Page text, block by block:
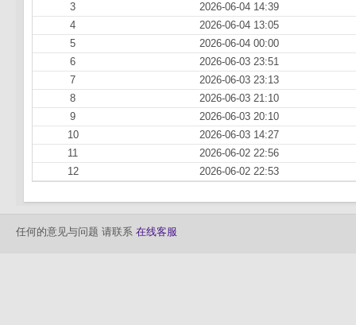
3
2026-06-04 14:39
4
2026-06-04 13:05
5
2026-06-04 00:00
6
2026-06-03 23:51
7
2026-06-03 23:13
8
2026-06-03 21:10
9
2026-06-03 20:10
10
2026-06-03 14:27
11
2026-06-02 22:56
12
2026-06-02 22:53
任何的意见与问题 请联系 在线客服